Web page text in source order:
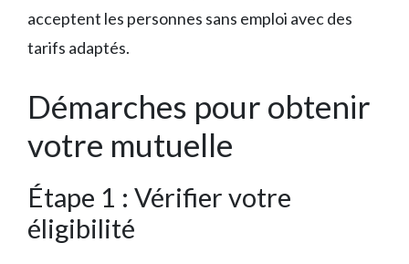
acceptent les personnes sans emploi avec des
tarifs adaptés.
Démarches pour obtenir
votre mutuelle
Étape 1 : Vérifier votre
éligibilité